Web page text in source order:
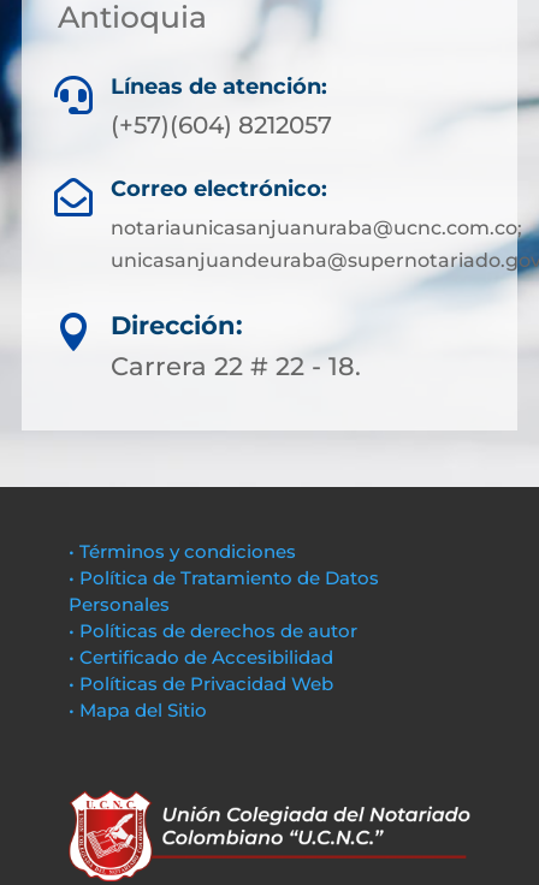
Antioquia
 Líneas de atención:
(+57)(604) 8212057
 Correo electrónico:
notariaunicasanjuanuraba@ucnc.com.co;

Dirección:
Carrera 22 # 22 - 18.
• Términos y condiciones
• Política de Tratamiento de Datos
Personales
• Políticas de derechos de autor
• Certificado de Accesibilidad
• Políticas de Privacidad Web
• Mapa del Sitio